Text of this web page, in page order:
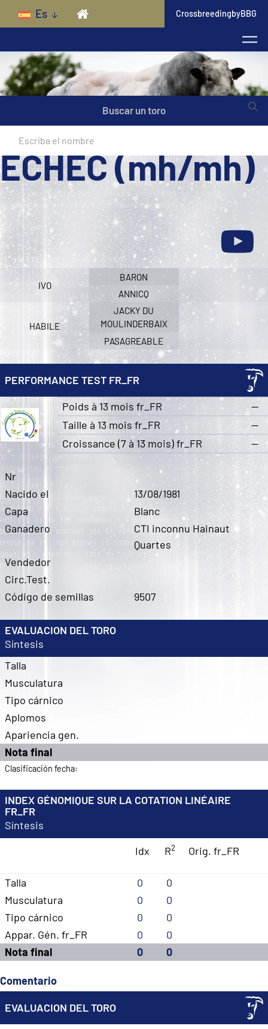
Skip to main content
Es CrossbreedingbyBBG
Buscar un toro
ECHEC (mh/mh)
IVO
BARON
ANNICQ
HABILE
JACKY DU
MOULINDERBAIX
PASAGREABLE
PERFORMANCE TEST FR_FR
Poids à 13 mois fr_FR
—
Taille à 13 mois fr_FR
—
Croissance (7 à 13 mois) fr_FR
—
Nr
Nacido el
13/08/1981
Capa
Blanc
Ganadero
CTI inconnu Hainaut
Quartes
Vendedor
Circ.Test.
Código de semillas
9507
EVALUACION DEL TORO
Síntesis
Talla
Musculatura
Tipo cárnico
Aplomos
Apariencia gen.
Nota final
Clasificación fecha:
INDEX GÉNOMIQUE SUR LA COTATION LINÉAIRE
FR_FR
Síntesis
Idx
R2 Orig. fr_FR
Talla 0
0
Musculatura
0
0
Tipo cárnico
0
0
Appar. Gén. fr_FR
0
0
Nota final
0 0
Comentario
EVALUACION DEL TORO